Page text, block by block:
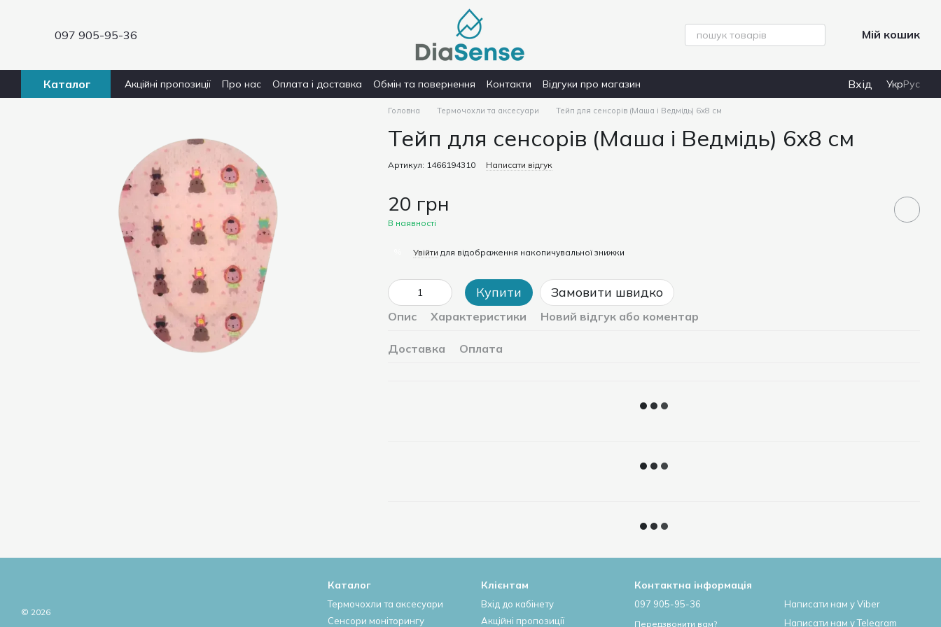
097 905-95-36 Мій кошик
Каталог Акційні пропозиції Про нас Оплата і доставка Обмін та повернення Контакти Відгуки про магазин Вхід УкрРус
Головна Термочохли та аксесуари Тейп для сенсорів (Маша і Ведмідь) 6х8 см
Тейп для сенсорів (Маша і Ведмідь) 6х8 см
Артикул: 1466194310 Написати відгук
20 грн
В наявності
Увійти для відображення накопичувальної знижки
Купити Замовити швидко
Опис Характеристики Новий відгук або коментар
Доставка Оплата
© 2026
Каталог
Термочохли та аксесуари
Сенсори моніторингу
Клієнтам
Вхід до кабінету
Акційні пропозиції
Контактна інформація
097 905-95-36
Передзвонити вам?
Написати нам у Viber
Написати нам у Telegram